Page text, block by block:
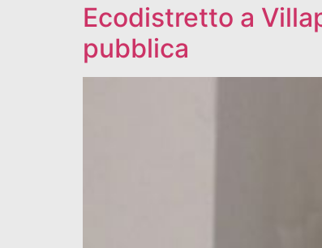
Ecodistretto a
pubblica